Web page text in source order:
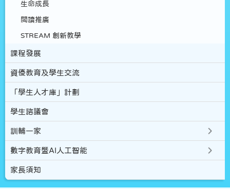
生命成長
閲讀推廣
STREAM 創新教學
課程發展
資優教育及學生交流
「學生人才庫」計劃
學生諮議會
訓輔一家
數字教育暨AI人工智能
家長須知